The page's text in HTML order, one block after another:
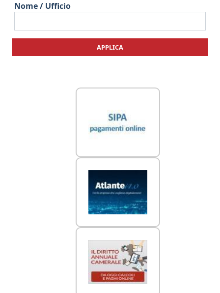
Nome / Ufficio
APPLICA